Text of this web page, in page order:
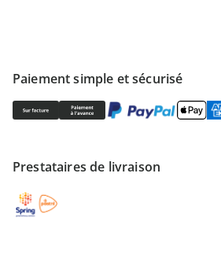
Paiement simple et sécurisé
Prestataires de livraison